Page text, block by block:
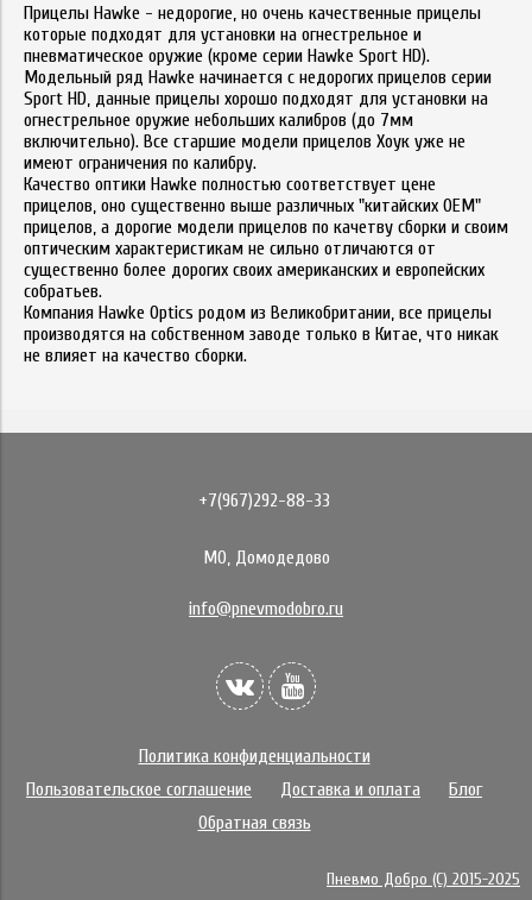
Прицелы Hawke - недорогие, но очень качественные прицелы
которые подходят для установки на огнестрельное и
пневматическое оружие (кроме серии Hawke Sport HD).
Модельный ряд Hawke начинается с недорогих прицелов серии
Sport HD, данные прицелы хорошо подходят для установки на
огнестрельное оружие небольших калибров (до 7мм
включительно). Все старшие модели прицелов Хоук уже не
имеют ограничения по калибру.
Качество оптики Hawke полностью соответствует цене
прицелов, оно существенно выше различных "китайских OEM"
прицелов, а дорогие модели прицелов по качетву сборки и своим
оптическим характеристикам не сильно отличаются от
существенно более дорогих своих американских и европейских
собратьев.
Компания Hawke Optics родом из Великобритании, все прицелы
производятся на собственном заводе только в Китае, что никак
не влияет на качество сборки.
+7(967)292-88-33
МО, Домодедово
info@pnevmodobro.ru
Политика конфиденциальности
Пользовательское соглашение
Доставка и оплата
Блог
Обратная связь
Пневмо Добро (С) 2015-2025